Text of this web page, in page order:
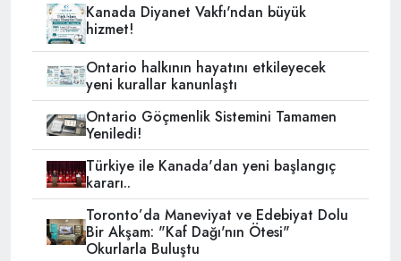
Kanada Diyanet Vakfı'ndan büyük
hizmet!
Ontario halkının hayatını etkileyecek
yeni kurallar kanunlaştı
Ontario Göçmenlik Sistemini Tamamen
Yeniledi!
Türkiye ile Kanada'dan yeni başlangıç
kararı..
Toronto’da Maneviyat ve Edebiyat Dolu
Bir Akşam: "Kaf Dağı'nın Ötesi"
Okurlarla Buluştu